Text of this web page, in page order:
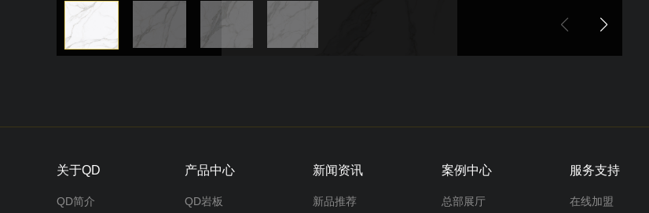
关于QD
QD简介
产品中心
QD岩板
新闻资讯
新品推荐
案例中心
总部展厅
服务支持
在线加盟